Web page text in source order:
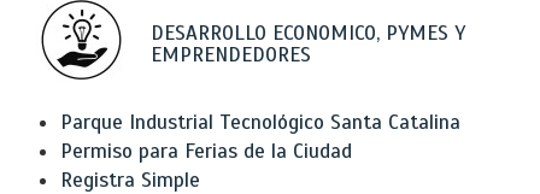
DESARROLLO ECONOMICO, PYMES Y
EMPRENDEDORES
Parque Industrial Tecnológico Santa Catalina
Permiso para Ferias de la Ciudad
Registra Simple